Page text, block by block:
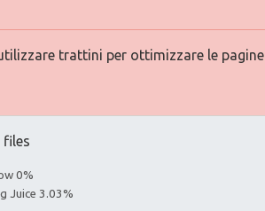
trattini per ottimizzare le pagine
files
0%
Juice 3.03%